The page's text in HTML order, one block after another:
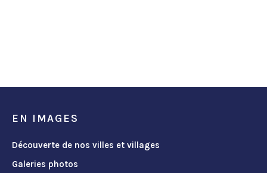
EN IMAGES
Découverte de nos villes et villages
Galeries photos